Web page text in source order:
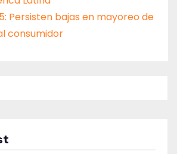
Persisten bajas en mayoreo de
consumidor